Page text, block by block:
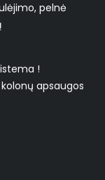
pelnė
!
apsaugos